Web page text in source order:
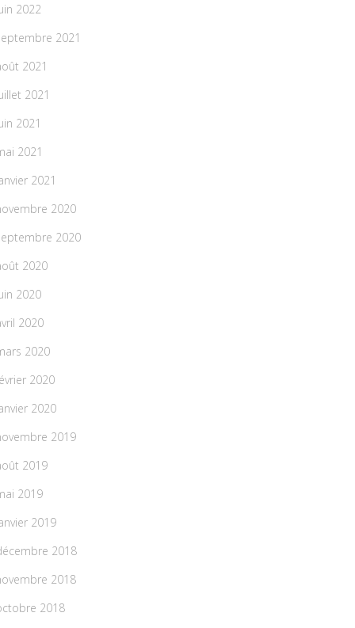
2022
2021
2021
2021
2021
2021
2021
2020
2020
2020
2020
2020
2020
2020
2020
2019
2019
2019
2019
2018
2018
2018